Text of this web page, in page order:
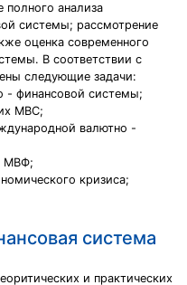
полного анализа
системы; рассмотрение
оценка современного
В соответствии с
следующие задачи:
- финансовой системы;
МВС;
валютно -
МВФ;
кризиса;
система
и практических